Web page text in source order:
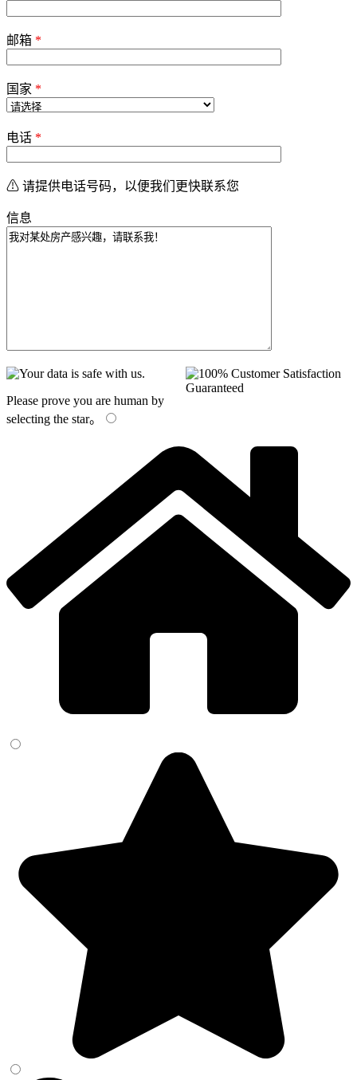
邮箱 *
国家 *
电话 *
⚠ 请提供电话号码，以便我们更快联系您
信息
Please prove you are human by
selecting the star。